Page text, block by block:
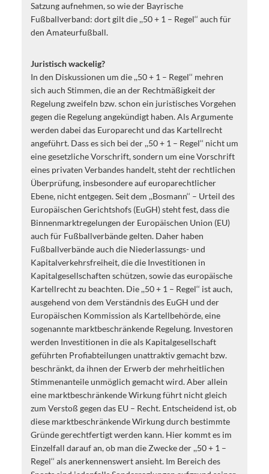
Satzung aufnehmen, so wie der Bayrische
Fußballverband: dort gilt die ,,50 + 1 – Regel‘‘ auch für
den Amateurfußball.
Juristisch wackelig?
In den Diskussionen um die ,,50 + 1 – Regel‘‘ mehren
sich auch Stimmen, die an der Rechtmäßigkeit der
Regelung zweifeln bzw. schon ein juristisches Vorgehen
gegen die Regelung angekündigt haben. Als Argumente
werden dabei das Europarecht und das Kartellrecht
angeführt. Dass es sich bei der ,,50 + 1 – Regel‘‘ nicht um
eine gesetzliche Vorschrift, sondern um eine Vorschrift
eines privaten Verbandes handelt, steht der rechtlichen
Überprüfung, insbesondere auf europarechtlicher
Ebene, nicht entgegen. Seit dem ,,Bosmann‘‘ – Urteil des
Europäischen Gerichtshofs (EuGH) steht fest, dass die
Binnenmarktregelungen der Europäischen Union (EU)
auch für Fußballverbände gelten. Daher haben
Fußballverbände auch die Niederlassungs- und
Kapitalverkehrsfreiheit, die die Investitionen in
Kapitalgesellschaften schützen, sowie das europäische
Kartellrecht zu beachten. Die ,,50 + 1 – Regel‘‘ ist auch,
ausgehend von dem Verständnis des EuGH und der
Europäischen Kommission als Kartellbehörde, eine
sogenannte marktbeschränkende Regelung. Investoren
werden Investitionen in die als Kapitalgesellschaft
geführten Profiabteilungen unattraktiv gemacht bzw.
beschränkt, da ihnen der Erwerb der mehrheitlichen
Stimmenanteile unmöglich gemacht wird. Aber allein
eine marktbeschränkende Wirkung führt nicht gleich
zum Verstoß gegen das EU – Recht. Entscheidend ist, ob
diese marktbeschränkende Wirkung durch bestimmte
Gründe gerechtfertigt werden kann. Hier kommt es im
Einzelfall darauf an, ob man die Zwecke der ,,50 + 1 –
Regel‘‘ als anerkennenswert ansieht. Im Bereich des